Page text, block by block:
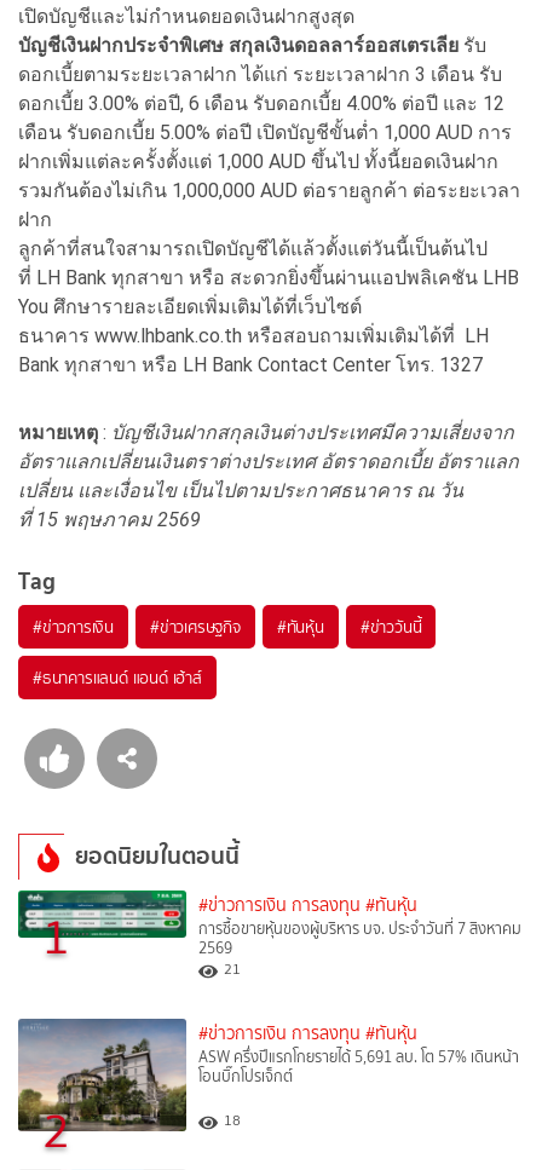
เปิดบัญชีและไม่กำหนดยอดเงินฝากสูงสุด
บัญชีเงินฝากประจำพิเศษ สกุลเงินดอลลาร์ออสเตรเลีย รับ
ดอกเบี้ยตามระยะเวลาฝาก ได้แก่ ระยะเวลาฝาก 3 เดือน รับ
ดอกเบี้ย 3.00% ต่อปี, 6 เดือน รับดอกเบี้ย 4.00% ต่อปี และ 12
เดือน รับดอกเบี้ย 5.00% ต่อปี เปิดบัญชีขั้นต่ำ 1,000 AUD การ
ฝากเพิ่มแต่ละครั้งตั้งแต่ 1,000 AUD ขึ้นไป ทั้งนี้ยอดเงินฝาก
รวมกันต้องไม่เกิน 1,000,000 AUD ต่อรายลูกค้า ต่อระยะเวลา
ฝาก
ลูกค้าที่สนใจสามารถเปิดบัญชีได้แล้วตั้งแต่วันนี้เป็นต้นไป
ที่ LH Bank ทุกสาขา หรือ สะดวกยิ่งขึ้นผ่านแอปพลิเคชัน LHB
You ศึกษารายละเอียดเพิ่มเติมได้ที่เว็บไซต์
ธนาคาร www.lhbank.co.th หรือสอบถามเพิ่มเติมได้ที่ LH
Bank ทุกสาขา หรือ LH Bank Contact Center โทร. 1327
หมายเหตุ : บัญชีเงินฝากสกุลเงินต่างประเทศมีความเสี่ยงจาก
อัตราแลกเปลี่ยนเงินตราต่างประเทศ อัตราดอกเบี้ย อัตราแลก
เปลี่ยน และเงื่อนไข เป็นไปตามประกาศธนาคาร ณ วัน
ที่ 15 พฤษภาคม 2569
Tag
#ข่าวการเงิน #ข่าวเศรษฐกิจ #ทันหุ้น #ข่าววันนี้
#ธนาคารแลนด์ แอนด์ เฮ้าส์
ยอดนิยมในตอนนี้
1 #ข่าวการเงิน การลงทุน #ทันหุ้น
การซื้อขายหุ้นของผู้บริหาร บจ. ประจำวันที่ 7 สิงหาคม
2569
21
2
#ข่าวการเงิน การลงทุน #ทันหุ้น
ASW ครึ่งปีแรกโกยรายได้ 5,691 ลบ. โต 57% เดินหน้า
โอนบิ๊กโปรเจ็กต์
18